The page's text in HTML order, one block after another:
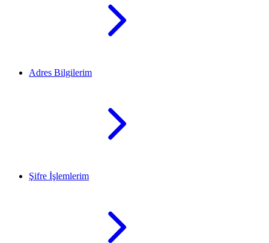
Adres Bilgilerim
Şifre İşlemlerim